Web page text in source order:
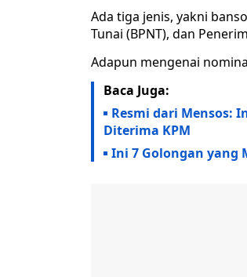
Ada tiga jenis, yakni
Tunai (BPNT), dan
Adapun mengenai
Baca Juga:
Resmi dari Mensos:
Diterima KPM
Ini 7 Golongan yang